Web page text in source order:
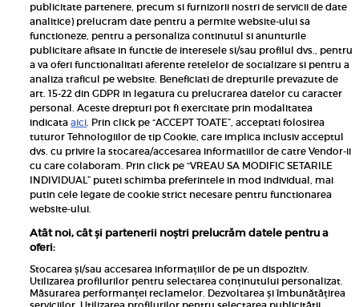
Inscrie-te la newsletterul UNICA
Pariază responsabil! Decizia ONJN nr. 821/25.09.2025.
Jocurile de noroc sunt interzise minorilor.
Links
Calculator sarcina
Rețete
Libertatea
Viva
publicitate partenere, precum si furnizorii nostri de servicii de date
analitice) prelucram date pentru a permite website-ului sa
functioneze, pentru a personaliza continutul si anunturile
publicitare afisate in functie de interesele si/sau profilul dvs., pentru
a va oferi functionalitati aferente retelelor de socializare si pentru a
analiza traficul pe website. Beneficiati de drepturile prevazute de
art. 15-22 din GDPR in legatura cu prelucrarea datelor cu caracter
personal. Aceste drepturi pot fi exercitate prin modalitatea
indicataaici. Prin click pe “ACCEPT TOATE”, acceptati folosirea
tuturor Tehnologiilor de tip Cookie, care implica inclusiv acceptul
dvs. cu privire la stocarea/accesarea informatiilor de catre Vendor-ii
cu care colaboram. Prin click pe “VREAU SA MODIFIC SETARILE
INDIVIDUAL” puteti schimba preferintele in mod individual, mai
putin cele legate de cookie strict necesare pentru functionarea
website-ului.
Atât noi, cât și partenerii noștri prelucrăm datele pentru a
oferi:
Stocarea și/sau accesarea informațiilor de pe un dispozitiv.
Utilizarea profilurilor pentru selectarea conținutului personalizat.
Măsurarea performanței reclamelor. Dezvoltarea și îmbunătățirea